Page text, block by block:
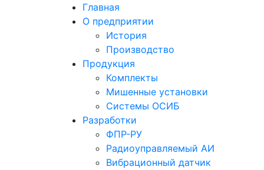
Главная
О предприятии
История
Производство
Продукция
Комплекты
Мишенные установки
Системы ОСИБ
Разработки
ФПР-РУ
Радиоуправляемый АИ
Вибрационный датчик